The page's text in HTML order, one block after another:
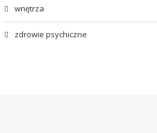
wnętrza
zdrowie psychiczne